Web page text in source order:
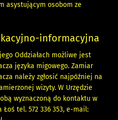
asystującym osobom ze
informacyjna
Oddziałach możliwe jest
języka migowego. Zamiar
należy zgłosić najpóźniej na
wizyty. W Urzędzie
wyznaczoną do kontaktu w
Łoś tel.572 336 353, e-mail: